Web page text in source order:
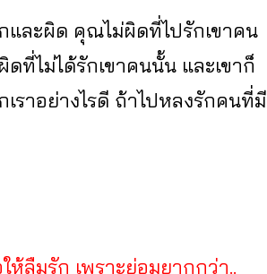
กและผิด คุณไม่ผิดที่ไปรักเขาคน
ที่ไม่ได้รักเขาคนนั้น และเขาก็
ราอย่างไรดี ถ้าไปหลงรักคนที่มี
ห้ลืมรัก เพราะย่อมยากกว่า..